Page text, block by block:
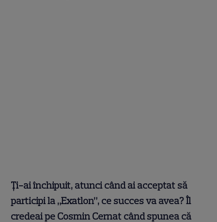
Ți-ai închipuit, atunci când ai acceptat să
participi la „Exatlon”, ce succes va avea? Îl
credeai pe Cosmin Cernat când spunea că